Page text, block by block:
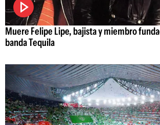
Muere Felipe Lipe, bajista y miembro
banda Tequila